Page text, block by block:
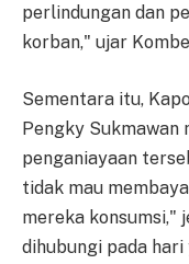
perlindungan dan
korban," ujar
Sementara itu,
Pengky
penganiayaan
tidak mau
mereka konsumsi,"
dihubungi pada